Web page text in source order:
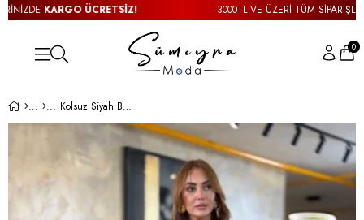
KARGO ÜCRETSİZ! 3000TL VE ÜZERİ TÜM
0
Kolsuz Siyah Bürümcük Elbise